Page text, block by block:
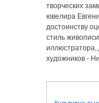
творческих
ювелира
достоинству
стиль
художников -